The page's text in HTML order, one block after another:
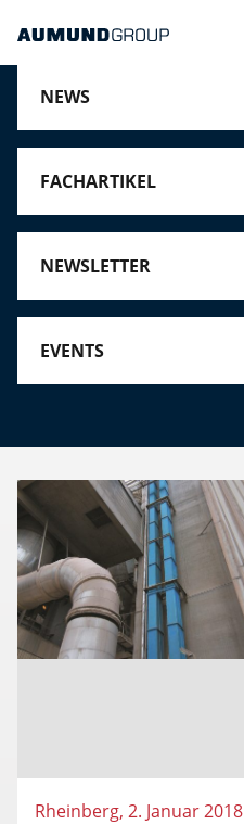
NEWS
FACHARTIKEL
NEWSLETTER
EVENTS
Rheinberg, 2. Januar 2018